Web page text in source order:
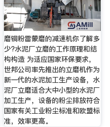
磨铜粉雷蒙磨的减速机你了解多
少?水泥厂立磨的工作原理和结
构构造 为适应国家环保要求，
世邦公司率先推出的立磨机作为
新一代的水泥加工生产设备，水
泥厂立磨适合大中小型的水泥厂
加工生产，设备的粉尘排放符合
国家有关工业粉尘标准和欧盟标
准，效率更高。